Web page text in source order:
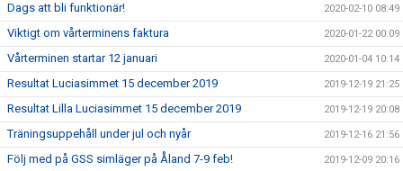
Dags att bli funktionär! 2020-02-10 08:49
Viktigt om vårterminens faktura 2020-01-22 00:09
Vårterminen startar 12 januari 2020-01-04 10:14
Resultat Luciasimmet 15 december 2019 2019-12-19 21:25
Resultat Lilla Luciasimmet 15 december 2019 2019-12-19 20:08
Träningsuppehåll under jul och nyår 2019-12-16 21:56
Följ med på GSS simläger på Åland 7-9 feb! 2019-12-09 20:16